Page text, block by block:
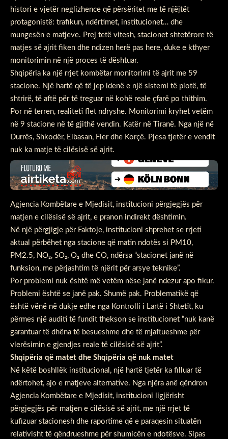
histori e vjetër neglizhence që përsëritet me të njëjtët
protagonistë: trafikun, ndërtimet, institucionet… dhe
mungesën e matjeve. Prej tetë vitesh, stacionet shtetërore të
matjes së ajrit fiken dhe ndizen herë pas here, duke e kthyer
monitorimin në një proces të dështuar.
Shqipëria ka një rrjet kombëtar monitorimi të ajrit me 59
stacione. Një hartë që të jep idenë e një sistemi të plotë, të
shtrirë, të aftë për të treguar në kohë reale çfarë po thithim.
Por në terren, realiteti flet ndryshe. Monitorimi kryhet vetëm
në 9 stacione në të gjithë vendin. Katër në Tiranë. Nga një në
Durrës, Shkodër, Elbasan, Fier dhe Korçë. Pjesa tjetër e vendit
nuk ka matje të cilësisë së ajrit.
Agjencia Kombëtare e Mjedisit, institucioni përgjegjës për
matjen e cilësisë së ajrit, e pranon indirekt dështimin.
Në një përgjigje për Faktoje, institucioni shprehet se rrjeti
aktual përbëhet nga stacione që matin ndotës si PM10,
PM2.5, NO₂, SO₂, O₃ dhe CO, ndërsa “stacionet janë në
funksion, me përjashtim të njërit për arsye teknike”.
Por problemi nuk është më vetëm nëse janë ndezur apo fikur.
Problemi është se janë pak. Shumë pak. Problematikë që
është vënë në dukje edhe nga Kontrolli i Lartë i Shtetit, ku
përmes një auditi të fundit thekson se institucionet “nuk kanë
garantuar të dhëna të besueshme dhe të mjaftueshme për
vlerësimin e gjendjes reale të cilësisë së ajrit”.
Shqipëria që matet dhe Shqipëria që nuk matet
Në këtë boshllëk institucional, një hartë tjetër ka filluar të
ndërtohet, ajo e matjeve alternative. Nga njëra anë qëndron
Agjencia Kombëtare e Mjedisit, institucioni ligjërisht
përgjegjës për matjen e cilësisë së ajrit, me një rrjet të
kufizuar stacionesh dhe raportime që e paraqesin situatën
relativisht të qëndrueshme për shumicën e ndotësve. Sipas